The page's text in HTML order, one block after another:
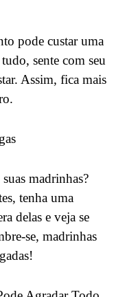
pode custar uma
sente com seu
Assim, fica mais
madrinhas?
tenha uma
delas e veja se
se, madrinhas